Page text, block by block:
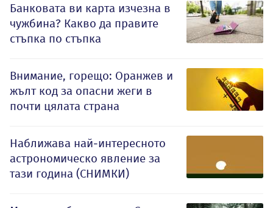
Банковата ви карта изчезна в
чужбина? Какво да правите
стъпка по стъпка
Внимание, горещо: Оранжев и
жълт код за опасни жеги в
почти цялата страна
Наближава най-интересното
астрономическо явление за
тази година (СНИМКИ)